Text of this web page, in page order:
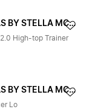
ADIDAS BY STELLA MCCARTNEY
2.0 High-top Trainer
ADIDAS BY STELLA MCCARTNEY
Lo